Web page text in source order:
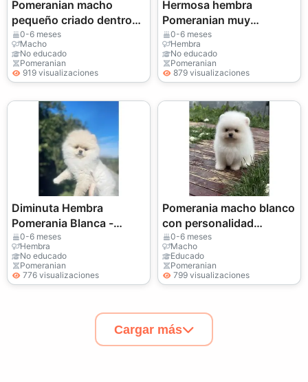
Pomeranian macho
pequeño criado dentro
del hogar
0-6 meses
Macho
No educado
Pomeranian
919 visualizaciones
Hermosa hembra
Pomeranian muy
cariñosa y tranquila
0-6 meses
Hembra
No educado
Pomeranian
879 visualizaciones
Diminuta Hembra
Pomerania Blanca -
¡Súper Tranquila y Dulce!
0-6 meses
Hembra
No educado
Pomeranian
776 visualizaciones
Pomerania macho blanco
con personalidad
segura.
0-6 meses
Macho
Educado
Pomeranian
799 visualizaciones
Cargar más